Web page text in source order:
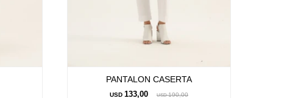
PANTALON CASERTA
USD 133,00 USD 190,00